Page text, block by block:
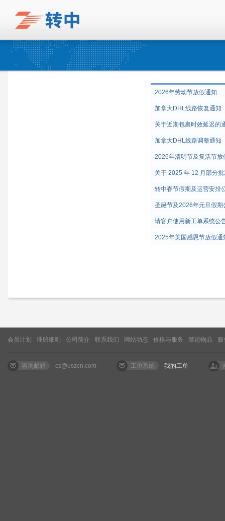
2026年劳动节放假通知
加拿大DHL线路恢复通知
关于近期包裹时效延迟的
加拿大DHL线路调整通知
2026年清明节及复活节放
关于 2025 年 12 月部分
转中春节假期及运营安排
圣诞节及2026年元旦假期
请客户使用新工单系统公
2025年美国感恩节放假通
会员计划 理赔细则 公司简介 联系我们 网站动态 价格与服务 禁运物品
咨询邮箱 cs@uszcn.com 工单系统 我的工单